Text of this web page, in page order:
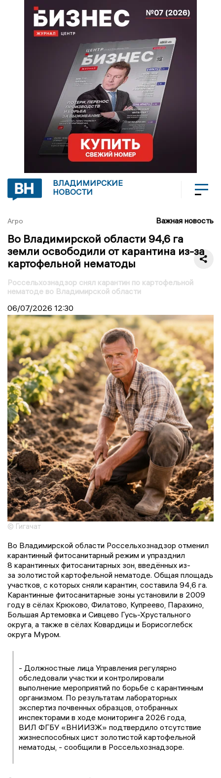
ВЛАДИМИРСКИЕ
НОВОСТИ
Агро Важная новость
Во Владимирской области 94,6 га
земли освободили от карантина из-за
картофельной нематоды
Россельхознадзор снял карантин по картофельной
нематоде во Владимирской области
06/07/2026 12:30
© Гигачат
Во Владимирской области Россельхознадзор отменил
карантинный фитосанитарный режим и упразднил
8 карантинных фитосанитарных зон, введённых из-
за золотистой картофельной нематоде. Общая площадь
участков, с которых сняли карантин, составила 94,6 га.
Карантинные фитосанитарные зоны установили в 2009
году в сёлах Крюково, Филатово, Купреево, Парахино,
Большая Артемовка и Сивцево Гусь-Хрустального
округа, а также в сёлах Ковардицы и Борисоглебск
округа Муром.
- Должностные лица Управления регулярно
обследовали участки и контролировали
выполнение мероприятий по борьбе с карантинным
организмом. По результатам лабораторных
экспертиз почвенных образцов, отобранных
инспекторами в ходе мониторинга 2026 года,
ВИЛ ФГБУ «ВНИИЗЖ» подтвердило отсутствие
жизнеспособных цист золотистой картофельной
нематоды, - сообщили в Россельхознадзоре.